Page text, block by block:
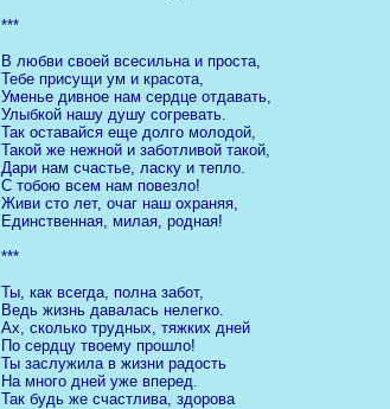
***
В любви своей всесильна и проста,
Тебе присущи ум и красота,
Уменье дивное нам сердце отдавать,
Улыбкой нашу душу согревать.
Так оставайся еще долго молодой,
Такой же нежной и заботливой такой,
Дари нам счастье, ласку и тепло.
С тобою всем нам повезло!
Живи сто лет, очаг наш охраняя,
Единственная, милая, родная!
***
Ты, как всегда, полна забот,
Ведь жизнь давалась нелегко.
Ах, сколько трудных, тяжких дней
По сердцу твоему прошло!
Ты заслужила в жизни радость
На много дней уже вперед.
Так будь же счастлива, здорова